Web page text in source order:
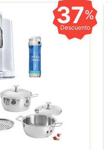
37%
Descuento